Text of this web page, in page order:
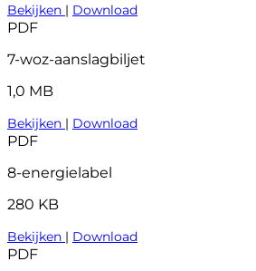
Bekijken | Download
PDF
7-woz-aanslagbiljet
1,0 MB
Bekijken | Download
PDF
8-energielabel
280 KB
Bekijken | Download
PDF